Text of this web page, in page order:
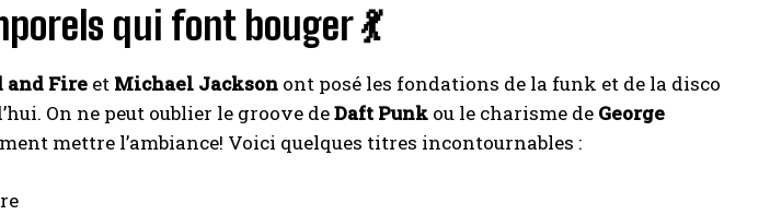
qui font bouger 💃
and Fire et Michael Jackson ont posé les fondations de la funk et de la disco
On ne peut oublier le groove deDaft Punk ou le charisme de George
mettre l’ambiance! Voici quelques titres incontournables :